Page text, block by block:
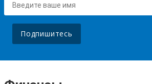
Подпишитесь